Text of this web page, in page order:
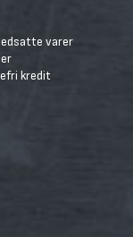
varer
kredit